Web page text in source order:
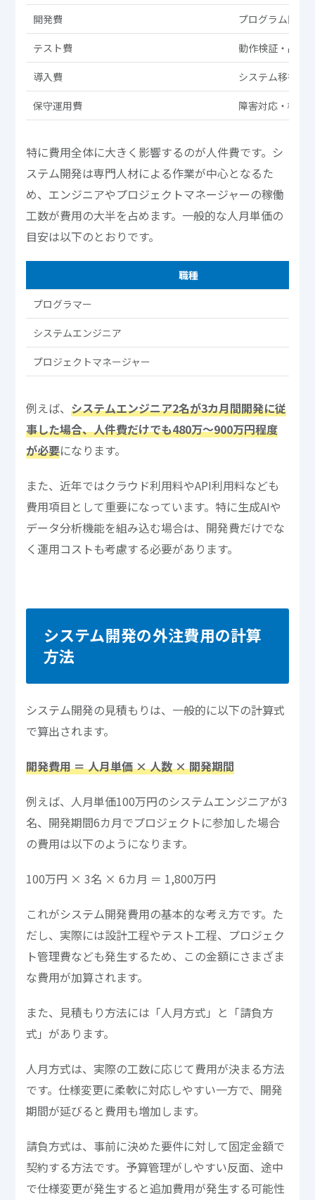
開発費 プログラム開発
テスト費 動作検証・品質
導入費 システム移行・
保守運用費 障害対応・機能
特に費用全体に大きく影響するのが人件費です。シ
ステム開発は専門人材による作業が中心となるた
め、エンジニアやプロジェクトマネージャーの稼働
工数が費用の大半を占めます。一般的な人月単価の
目安は以下のとおりです。
職種
プログラマー
システムエンジニア
プロジェクトマネージャー
例えば、システムエンジニア2名が3カ月間開発に従
事した場合、人件費だけでも480万～900万円程度
が必要になります。
また、近年ではクラウド利用料やAPI利用料なども
費用項目として重要になっています。特に生成AIや
データ分析機能を組み込む場合は、開発費だけでな
く運用コストも考慮する必要があります。
システム開発の外注費用の計算
方法
システム開発の見積もりは、一般的に以下の計算式
で算出されます。
開発費用 ＝ 人月単価 × 人数 × 開発期間
例えば、人月単価100万円のシステムエンジニアが3
名、開発期間6カ月でプロジェクトに参加した場合
の費用は以下のようになります。
100万円 × 3名 × 6カ月 ＝ 1,800万円
これがシステム開発費用の基本的な考え方です。た
だし、実際には設計工程やテスト工程、プロジェク
ト管理費なども発生するため、この金額にさまざま
な費用が加算されます。
また、見積もり方法には「人月方式」と「請負方
式」があります。
人月方式は、実際の工数に応じて費用が決まる方法
です。仕様変更に柔軟に対応しやすい一方で、開発
期間が延びると費用も増加します。
請負方式は、事前に決めた要件に対して固定金額で
契約する方法です。予算管理がしやすい反面、途中
で仕様変更が発生すると追加費用が発生する可能性